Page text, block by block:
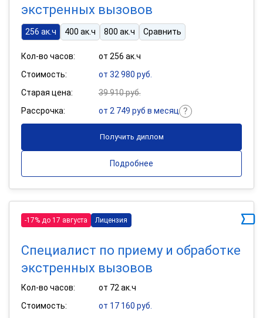
экстренных вызовов
256 ак.ч 400 ак.ч 800 ак.ч Сравнить
Кол-во часов:
от 256 ак.ч
Стоимость:
от 32 980 руб.
Старая цена:
39 910 руб.
Рассрочка:
от 2 749 руб в месяц
Получить диплом
Подробнее
-17% до 17 августа Лицензия
Специалист по приему и обработке
экстренных вызовов
Кол-во часов:
от 72 ак.ч
Стоимость:
от 17 160 руб.